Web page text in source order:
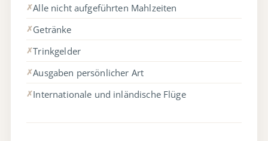
✗Alle nicht aufgeführten Mahlzeiten
✗Getränke
✗Trinkgelder
✗Ausgaben persönlicher Art
✗Internationale und inländische Flüge